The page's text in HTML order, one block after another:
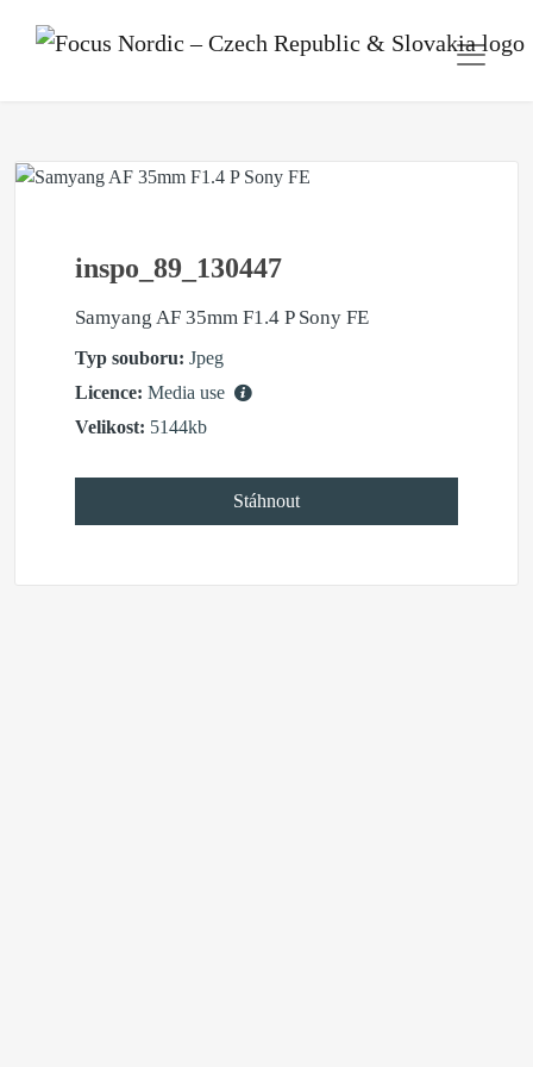
inspo_89_130447
Samyang AF 35mm F1.4 P Sony FE
Typ souboru: Jpeg
Licence: Media use
Velikost: 5144kb
Stáhnout